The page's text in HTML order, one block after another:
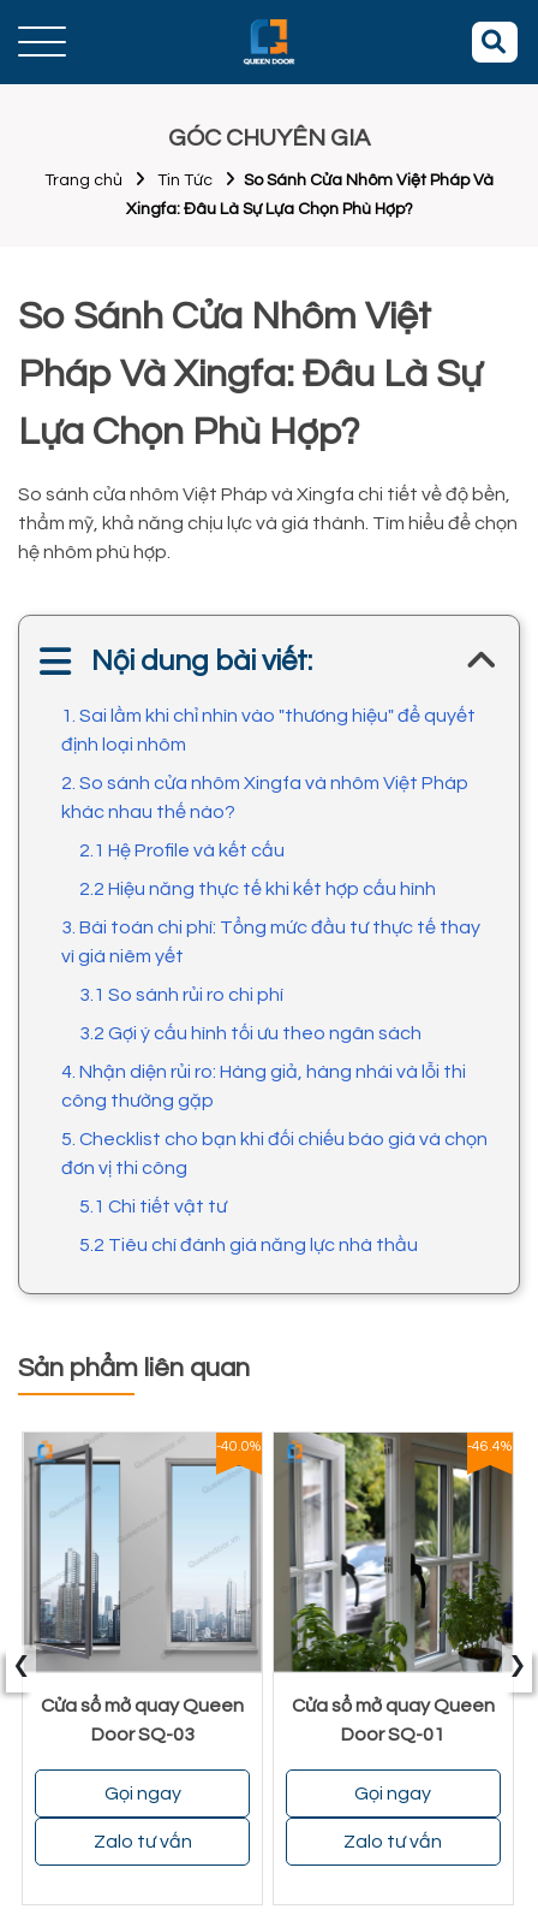
GÓC CHUYÊN GIA
Trang chủ Tin Tức
So Sánh Cửa Nhôm Việt Pháp Và
Xingfa: Đâu Là Sự Lựa Chọn Phù Hợp?
So Sánh Cửa Nhôm Việt
Pháp Và Xingfa: Đâu Là Sự
Lựa Chọn Phù Hợp?
So sánh cửa nhôm Việt Pháp và Xingfa chi tiết về độ bền,
thẩm mỹ, khả năng chịu lực và giá thành. Tìm hiểu để chọn
hệ nhôm phù hợp.
Nội dung bài viết:
1. Sai lầm khi chỉ nhìn vào "thương hiệu" để quyết
định loại nhôm
2. So sánh cửa nhôm Xingfa và nhôm Việt Pháp
khác nhau thế nào?
2.1 Hệ Profile và kết cấu
2.2 Hiệu năng thực tế khi kết hợp cấu hình
3. Bài toán chi phí: Tổng mức đầu tư thực tế thay
vì giá niêm yết
3.1 So sánh rủi ro chi phí
3.2 Gợi ý cấu hình tối ưu theo ngân sách
4. Nhận diện rủi ro: Hàng giả, hàng nhái và lỗi thi
công thường gặp
5. Checklist cho bạn khi đối chiếu báo giá và chọn
đơn vị thi công
5.1 Chi tiết vật tư
5.2 Tiêu chí đánh giá năng lực nhà thầu
Sản phẩm liên quan
-40.0%
Cửa sổ mở quay Queen
Door SQ-03
Gọi ngay
Zalo tư vấn
-46.4%
Cửa sổ mở quay Queen
Door SQ-01
Gọi ngay
Zalo tư vấn
‹ ›